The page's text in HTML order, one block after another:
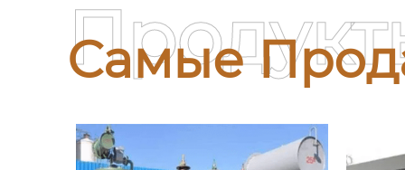
Самые